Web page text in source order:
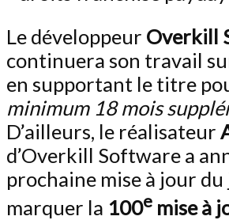
Le développeur Overkill
continuera son travail
en supportant le titre
minimum 18 mois
D’ailleurs, le réalisateur
d’Overkill Software a
prochaine mise à jour
marquer la 100e mise à